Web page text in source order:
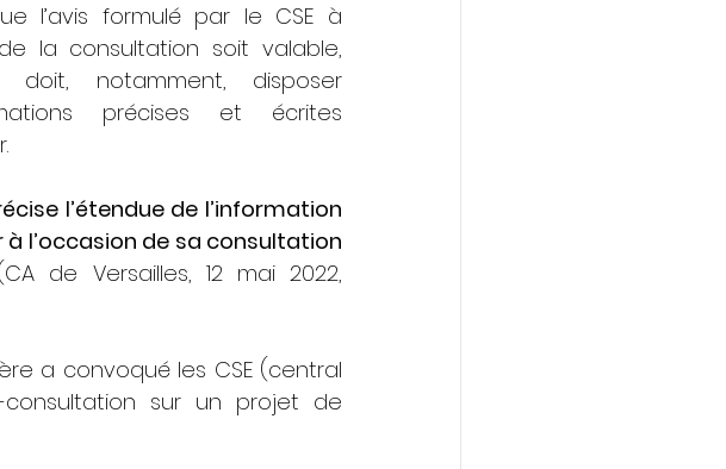
l’avis formulé par le CSE à
de la consultation soit valable,
doit, notamment, disposer
précises et écrites
l’étendue de l’information
l’occasion de sa consultation
de Versailles, 12 mai 2022,
a convoqué les CSE (central
sur un projet de